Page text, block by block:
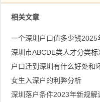
相关文章
一个深圳户口值多少钱2025
户口迁到深圳有什么好处和
女生入深户的利弊分析
深圳落户条件2023年新规解